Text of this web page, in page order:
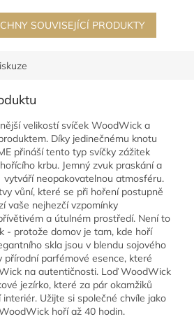
SOUVISEJÍCÍ PRODUKTY
velikostí svíček WoodWick a
Díky jedinečnému knotu
přináší tento typ svíčky zážitek
krbu. Jemný zvuk praskání a
neopakovatelnou atmosféru.
vůní, které se při hoření postupně
vaše nejhezčí vzpomínky
a útulném prostředí. Není to
- protože domov je tam, kde hoří
skla jsou v blendu sojového
přírodní parfémové esence, které
na autentičnosti. Loď WoodWick
jezírko, které za pár okamžiků
Užijte si společné chvíle jako
hoří až 40 hodin.